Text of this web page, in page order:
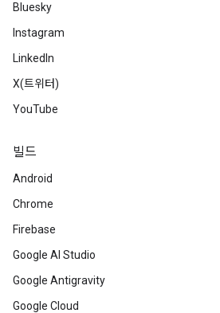
Bluesky
Instagram
LinkedIn
X(트위터)
YouTube
빌드
Android
Chrome
Firebase
Google AI Studio
Google Antigravity
Google Cloud